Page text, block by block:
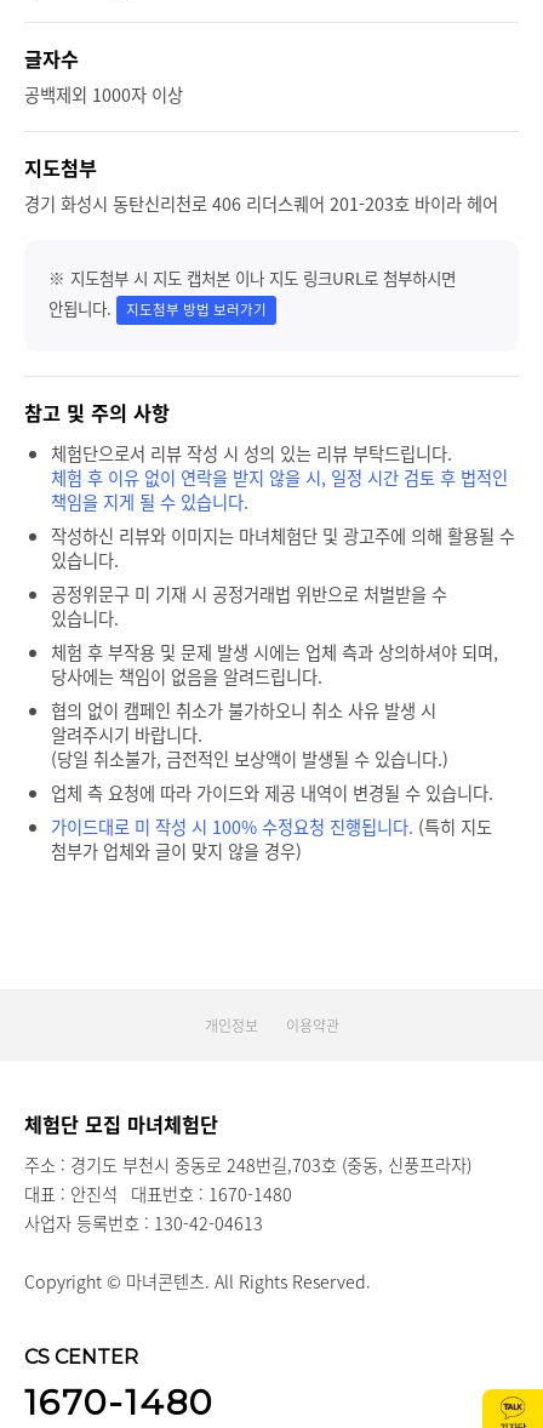
글자수
공백제외 1000자 이상
지도첨부
경기 화성시 동탄신리천로 406 리더스퀘어 201-203호 바이라 헤어
※ 지도첨부 시 지도 캡처본 이나 지도 링크URL로 첨부하시면
안됩니다.
지도첨부 방법 보러가기
참고 및 주의 사항
체험단으로서 리뷰 작성 시 성의 있는 리뷰 부탁드립니다.
체험 후 이유 없이 연락을 받지 않을 시, 일정 시간 검토 후 법적인
책임을 지게 될 수 있습니다.
작성하신 리뷰와 이미지는 마녀체험단 및 광고주에 의해 활용될 수
있습니다.
공정위문구 미 기재 시 공정거래법 위반으로 처벌받을 수
있습니다.
체험 후 부작용 및 문제 발생 시에는 업체 측과 상의하셔야 되며,
당사에는 책임이 없음을 알려드립니다.
협의 없이 캠페인 취소가 불가하오니 취소 사유 발생 시
알려주시기 바랍니다.
(당일 취소불가, 금전적인 보상액이 발생될 수 있습니다.)
업체 측 요청에 따라 가이드와 제공 내역이 변경될 수 있습니다.
가이드대로 미 작성 시 100% 수정요청 진행됩니다. (특히 지도
첨부가 업체와 글이 맞지 않을 경우)
개인정보 이용약관
체험단 모집 마녀체험단
주소 : 경기도 부천시 중동로 248번길,703호 (중동, 신풍프라자)
대표 : 안진석 대표번호 : 1670-1480
사업자 등록번호 : 130-42-04613
Copyright © 마녀콘텐츠. All Rights Reserved.
CS CENTER
1670-1480